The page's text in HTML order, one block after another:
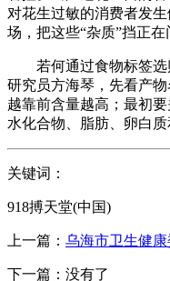
对花生过敏的消费者发
场，把这些“杂质”挡正在
若何通过食物标签选
研究员方海琴，先看产
越靠前含量越高；最初
水化合物、脂肪、卵白质
关键词：
918搏天堂(中国)
上一篇： 乌海市卫生健康
下一篇：没有了